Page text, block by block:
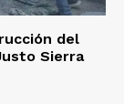
del
Sierra